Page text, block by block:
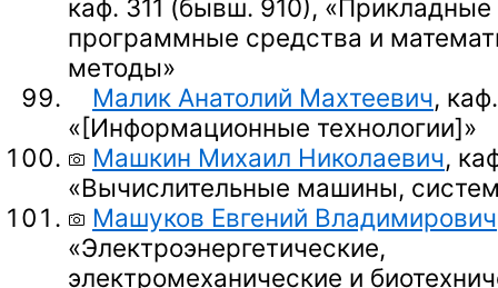
каф. 311 (бывш. 910), «Прикладные
программные средства и
методы»
Малик Анатолий Махтеевич,
«[Информационные технологии]»
Машкин Михаил Николаевич,
«Вычислительные машины,
Машуков Евгений Владимирович
«Электроэнергетические,
электромеханические и